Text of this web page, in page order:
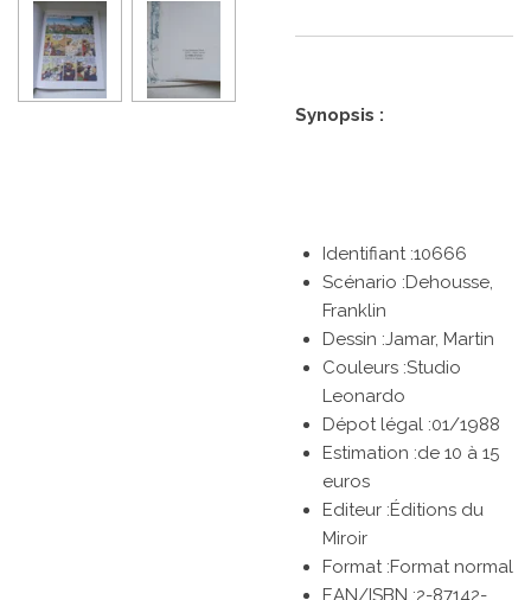
Synopsis :
Identifiant :10666
Scénario :Dehousse,
Franklin
Dessin :Jamar, Martin
Couleurs :Studio
Leonardo
Dépot légal :01/1988
Estimation :de 10 à 15
euros
Editeur :Éditions du
Miroir
Format :Format normal
EAN/ISBN :2-87142-